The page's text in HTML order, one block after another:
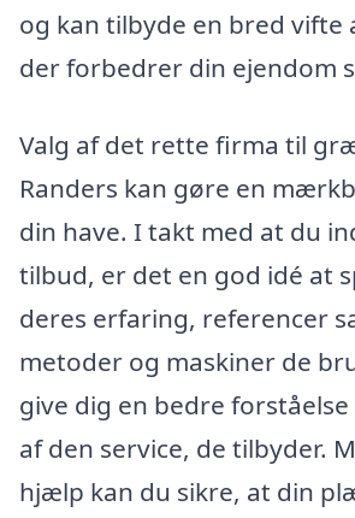
og kan tilbyde en bred vifte
der forbedrer din ejendom
Valg af det rette firma til
Randers kan gøre en
din have. I takt med at du
tilbud, er det en god idé at
deres erfaring, referencer
metoder og maskiner de
give dig en bedre
af den service, de tilbyder.
hjælp kan du sikre, at din